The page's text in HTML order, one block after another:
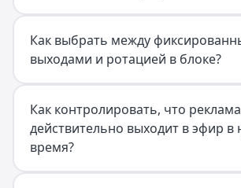
Как выбрать между
выходами и ротацией в блоке?
Как контролировать, что реклама
действительно выходит в эфир в
время?